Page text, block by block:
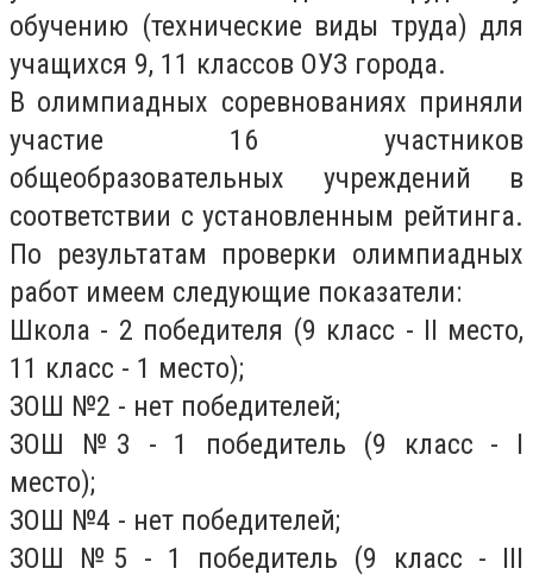
обучению (технические виды труда) для
учащихся 9, 11 классов ОУЗ города.
В олимпиадных соревнованиях приняли
участие 16 участников
общеобразовательных учреждений в
соответствии с установленным рейтинга.
По результатам проверки олимпиадных
работ имеем следующие показатели:
Школа - 2 победителя (9 класс - II место,
11 класс - 1 место);
ЗОШ №2 - нет победителей;
ЗОШ №3 - 1 победитель (9 класс - I
место);
ЗОШ №4 - нет победителей;
ЗОШ №5 - 1 победитель (9 класс - III